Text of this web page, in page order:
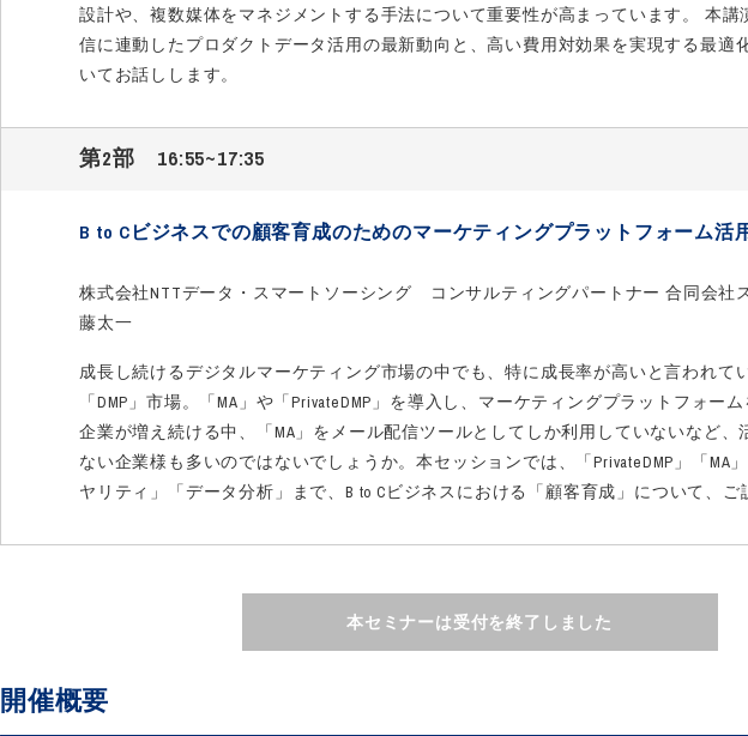
設計や、複数媒体をマネジメントする手法について重要性が高まっています。 本講
信に連動したプロダクトデータ活用の最新動向と、高い費用対効果を実現する最適
いてお話しします。
第2部 16:55~17:35
B to Cビジネスでの顧客育成のためのマーケティングプラットフォーム活
株式会社NTTデータ・スマートソーシング コンサルティングパートナー 合同会
藤太一
成長し続けるデジタルマーケティング市場の中でも、特に成長率が高いと言われて
「DMP」市場。「MA」や「PrivateDMP」を導入し、マーケティングプラットフォー
企業が増え続ける中、「MA」をメール配信ツールとしてしか利用していないなど、
ない企業様も多いのではないでしょうか。本セッションでは、「PrivateDMP」「MA
ヤリティ」「データ分析」まで、B to Cビジネスにおける「顧客育成」について、
本セミナーは受付を終了しました
開催概要